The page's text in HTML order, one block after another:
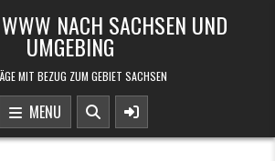
NACH SACHSEN UND
UMGEBING
MIT BEZUG ZUM GEBIET SACHSEN
MENU